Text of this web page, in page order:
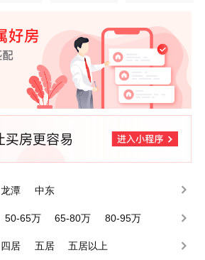
龙潭 中东
50-65万 65-80万
80-95万
四居 五居 五居以上